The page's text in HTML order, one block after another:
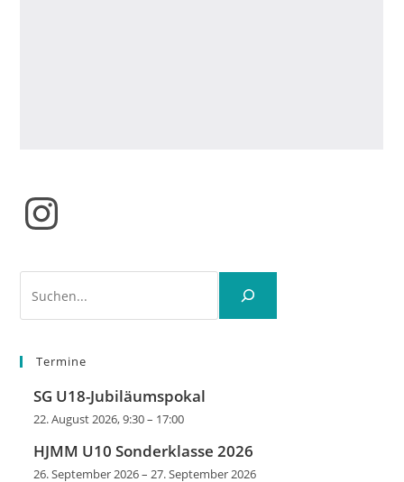
Instagram
Termine
SG U18-Jubiläumspokal
22. August 2026, 9:30– 17:00
HJMM U10 Sonderklasse 2026
26. September 2026–27. September 2026